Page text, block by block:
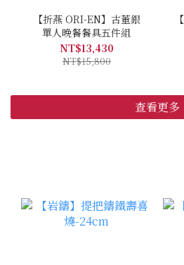
【折燕 ORI-EN】古董銀
單人晚餐餐具五件組
NT$13,430
NT$15,800
查看更多